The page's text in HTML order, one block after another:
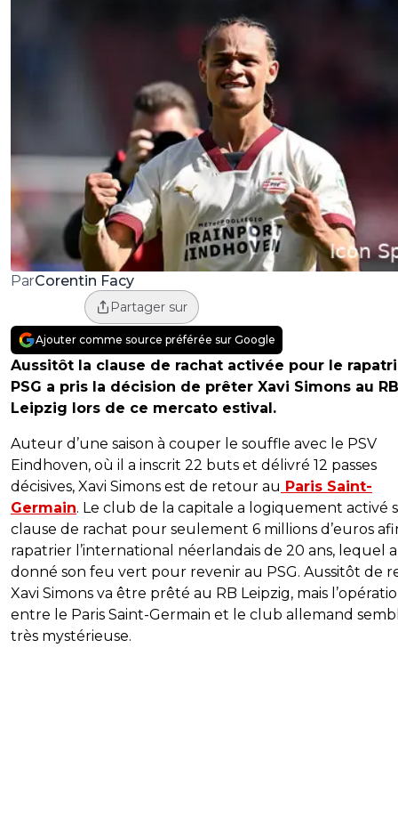
ParCorentin Facy
Partager sur
Ajouter comme source préférée sur Google
Aussitôt la clause de rachat activée pour le
PSG a pris la décision de prêter Xavi Simons au RB
Leipzig lors de ce mercato estival.
Auteur d’une saison à couper le souffle avec le PSV
Eindhoven, où il a inscrit 22 buts et délivré 12 passes
décisives, Xavi Simons est de retour au Paris Saint-
Germain. Le club de la capitale a logiquement activé
clause de rachat pour seulement 6 millions d’euros
rapatrier l’international néerlandais de 20 ans, lequel a
donné son feu vert pour revenir au PSG. Aussitôt de
Xavi Simons va être prêté au RB Leipzig, mais
entre le Paris Saint-Germain et le club allemand
très mystérieuse.